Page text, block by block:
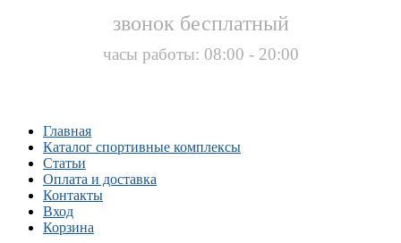
звонок бесплатный
часы работы: 08:00 - 20:00
Главная
Каталог спортивные комплексы
Статьи
Оплата и доставка
Контакты
Вход
Корзина